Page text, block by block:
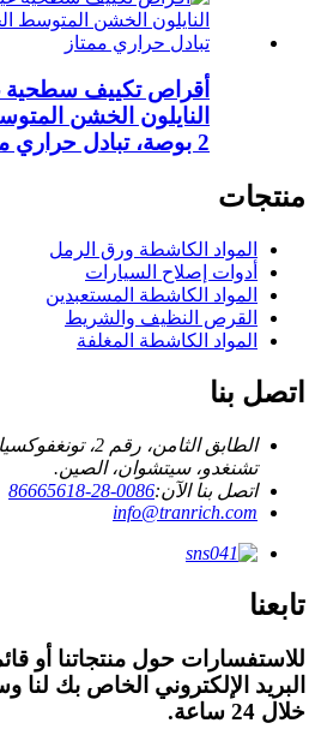
أقراص تكييف
النايلون الخشن
2 بوصة، تبادل حراري ممتاز
منتجات
المواد الكاشطة ورق الرمل
أدوات إصلاح السيارات
المواد الكاشطة المستعبدين
القرص النظيف والشريط
المواد الكاشطة المغلفة
اتصل بنا
الطابق الثامن، رقم
تشنغدو، سيتشوان، الصين.
اتصل بنا الآن:0086-28-86665618
info@tranrich.com
تابعنا
للاستفسارات حول منتجاتنا أو
البريد الإلكتروني الخاص بك
خلال 24 ساعة.